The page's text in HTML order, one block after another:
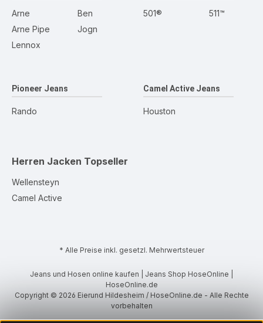
Arne
Arne Pipe
Lennox
Ben
Jogn
501® 511™
Pioneer Jeans
Rando
Camel Active Jeans
Houston
Herren Jacken Topseller
Wellensteyn
Camel Active
* Alle Preise inkl. gesetzl. Mehrwertsteuer
Jeans und Hosen online kaufen | Jeans Shop HoseOnline |
HoseOnline.de
Copyright © 2026 Eierund Hildesheim / HoseOnline.de - Alle Rechte
vorbehalten